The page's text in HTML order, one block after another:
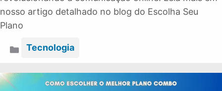
nosso artigo detalhado no blog do Escolha Seu
Plano
Categorias
Tecnologia